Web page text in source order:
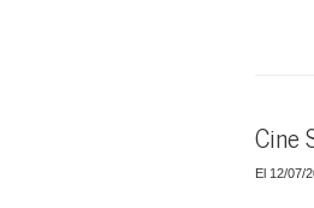
Cine
El 12/07/